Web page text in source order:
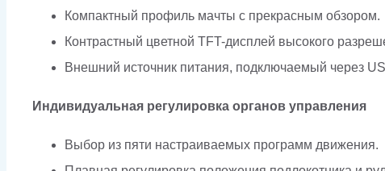
Компактный профиль мачты с прекрасным обзором.
Контрастный цветной TFT-дисплей высокого
Внешний источник питания, подключаемый через
Индивидуальная регулировка органов управления
Выбор из пяти настраиваемых программ движения.